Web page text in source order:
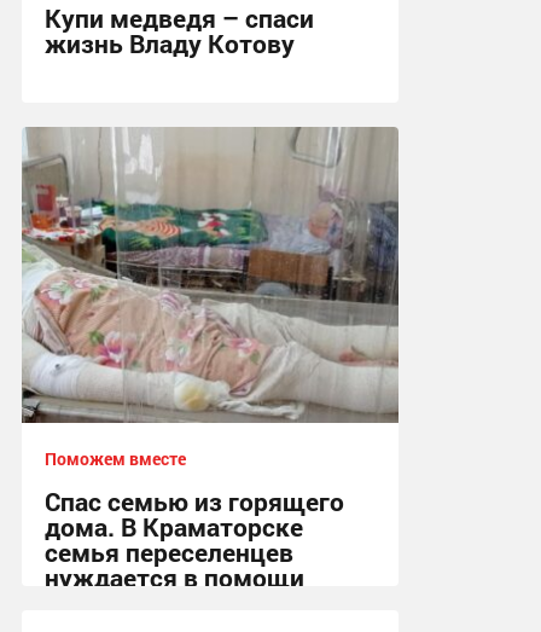
Купи медведя – спаси
жизнь Владу Котову
13:26, 9.02.2022
Поможем вместе
Спас семью из горящего
дома. В Краматорске
семья переселенцев
нуждается в помощи